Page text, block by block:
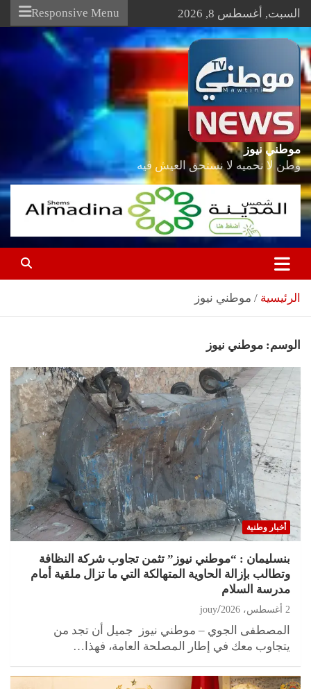
Skip
content
السبت, أغسطس 8, 2026 Responsive Menu
موطني نيوز
وطن لا نحميه لا نستحق العيش فيه
الرئيسية موطني نيوز
الوسم: موطني نيوز
أخبار وطنية
بنسليمان : “موطني نيوز” تثمن تجاوب شركة النظافة
وتطالب بإزالة الحاوية المتهالكة التي ما تزال ملقية أمام
مدرسة السلام
2 أغسطس، 2026 jouy
المصطفى الجوي – موطني نيوز جميل أن تجد من
يتجاوب معك في إطار المصلحة العامة، فهذا…